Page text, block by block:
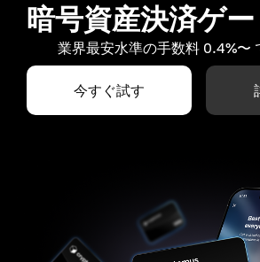
暗号資産決済ゲ
業界最安水準の手数料 0.4%〜
今すぐ試す